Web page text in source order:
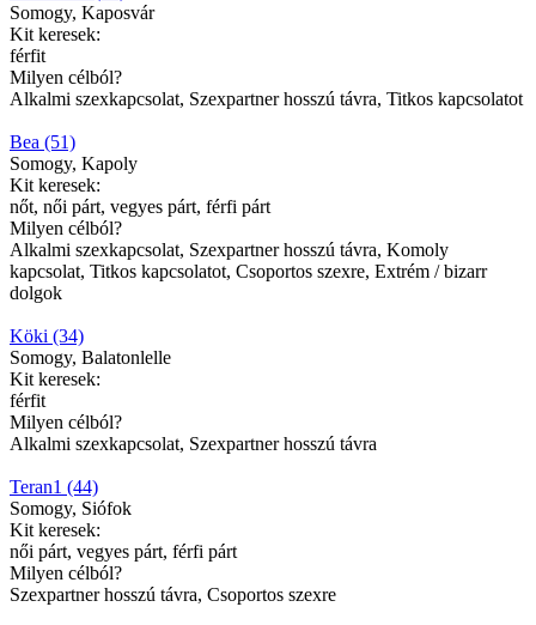
Somogy, Kaposvár
Kit keresek:
férfit
Milyen célból?
Alkalmi szexkapcsolat, Szexpartner hosszú távra, Titkos kapcsolatot
Bea (51)
Somogy, Kapoly
Kit keresek:
nőt, női párt, vegyes párt, férfi párt
Milyen célból?
Alkalmi szexkapcsolat, Szexpartner hosszú távra, Komoly
kapcsolat, Titkos kapcsolatot, Csoportos szexre, Extrém / bizarr
dolgok
Köki (34)
Somogy, Balatonlelle
Kit keresek:
férfit
Milyen célból?
Alkalmi szexkapcsolat, Szexpartner hosszú távra
Teran1 (44)
Somogy, Siófok
Kit keresek:
női párt, vegyes párt, férfi párt
Milyen célból?
Szexpartner hosszú távra, Csoportos szexre